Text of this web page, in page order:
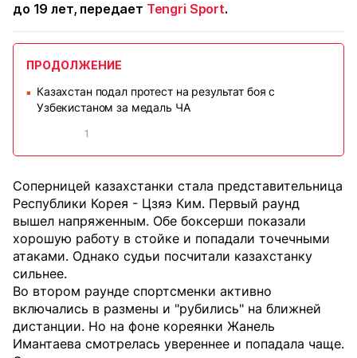
до 19 лет, передает Tengri Sport.
ПРОДОЛЖЕНИЕ
■
Казахстан подал протест на результат боя с
Узбекистаном за медаль ЧА
1
Соперницей казахстанки стала представительница
Республики Корея - Цзяэ Ким. Первый раунд
вышел напряженным. Обе боксерши показали
хорошую работу в стойке и попадали точечными
атаками. Однако судьи посчитали казахстанку
сильнее.
Во втором раунде спортсменки активно
включались в размены и "рубились" на ближней
дистанции. Но на фоне кореянки Жанель
Имантаева смотрелась увереннее и попадала чаще.